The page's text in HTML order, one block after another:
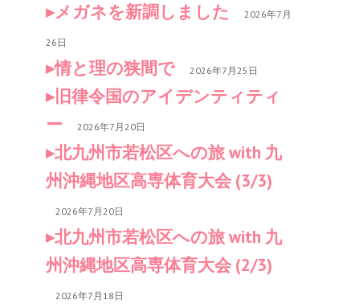
メガネを新調しました 2026年7月
26日
情と理の狭間で 2026年7月25日
旧律令国のアイデンティティ
ー
2026年7月20日
北九州市若松区への旅 with 九
州沖縄地区高専体育大会 (3/3)
2026年7月20日
北九州市若松区への旅 with 九
州沖縄地区高専体育大会 (2/3)
2026年7月18日